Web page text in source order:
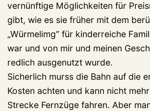
vernünftige Möglichkeiten für
gibt, wie es sie früher mit dem
„Würmelimg“ für kinderreiche
war und von mir und meinen
redlich ausgenutzt wurde.
Sicherlich murss die Bahn auf die
Kosten achten und kann nicht
Strecke Fernzüge fahren. Aber